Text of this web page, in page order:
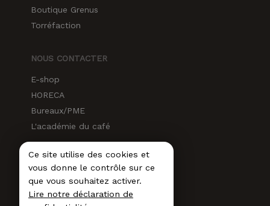
Boutique Grenus
Torréfaction
NOUS CONTACTER
E-shop
HORECA
Bureaux/PME
L'académie du café
RÉSEAUX SOCIAUX
Instagram
Facebook
Ce site utilise des cookies et
vous donne le contrôle sur ce
que vous souhaitez activer.
Lire notre déclaration de